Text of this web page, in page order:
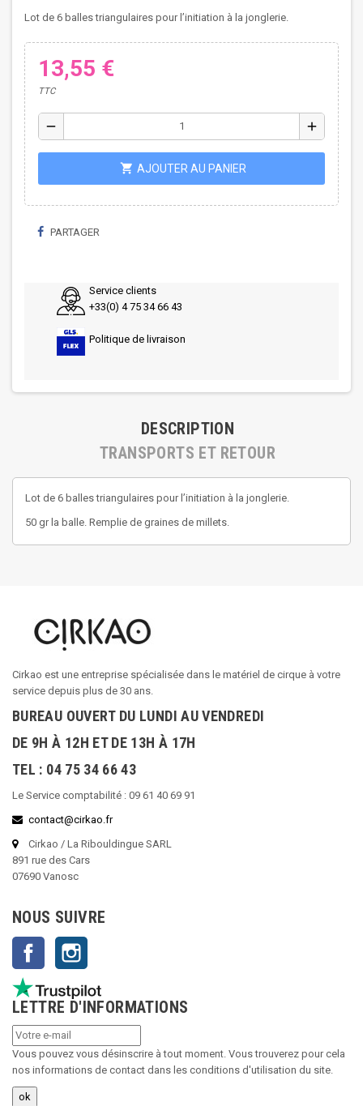
Lot de 6 balles triangulaires pour l’initiation à la jonglerie.
13,55 €
TTC
remove add
shopping_cart AJOUTER AU PANIER
PARTAGER
Service clients
+33(0) 4 75 34 66 43
Politique de livraison
DESCRIPTION
TRANSPORTS ET RETOUR
Lot de 6 balles triangulaires pour l’initiation à la jonglerie.
50 gr la balle. Remplie de graines de millets.
Cirkao est une entreprise spécialisée dans le matériel de cirque à votre
service depuis plus de 30 ans.
BUREAU OUVERT DU LUNDI AU VENDREDI
DE 9H À 12H ET DE 13H À 17H
TEL : 04 75 34 66 43
Le Service comptabilité : 09 61 40 69 91
contact@cirkao.fr
Cirkao / La Ribouldingue SARL
891 rue des Cars
07690 Vanosc
NOUS SUIVRE
Facebook
LETTRE D'INFORMATIONS
Vous pouvez vous désinscrire à tout moment. Vous trouverez pour cela
nos informations de contact dans les conditions d'utilisation du site.